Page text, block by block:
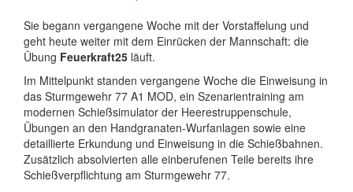
Sie begann vergangene Woche mit der Vorstaffelung und
geht heute weiter mit dem Einrücken der Mannschaft: die
Übung Feuerkraft25 läuft.
Im Mittelpunkt standen vergangene Woche die Einweisung in
das Sturmgewehr 77 A1 MOD, ein Szenarientraining am
modernen Schießsimulator der Heerestruppenschule,
Übungen an den Handgranaten-Wurfanlagen sowie eine
detaillierte Erkundung und Einweisung in die Schießbahnen.
Zusätzlich absolvierten alle einberufenen Teile bereits ihre
Schießverpflichtung am Sturmgewehr 77.